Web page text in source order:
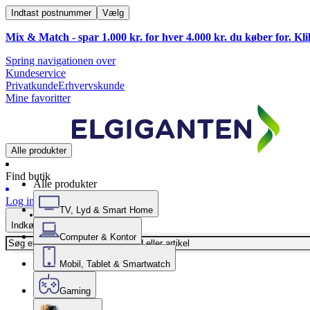
Indtast postnummer Vælg
Mix & Match - spar 1.000 kr. for hver 4.000 kr. du køber for.
Spring navigationen over
Kundeservice
PrivatkundeErhvervskunde
Mine favoritter
Alle produkter
Find butik
Log ind
Indkøbskurv
Alle produkter
TV, Lyd & Smart Home
Computer & Kontor
Mobil, Tablet & Smartwatch
Gaming